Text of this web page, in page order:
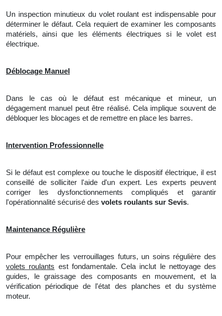
Un inspection minutieux du volet roulant est indispensable pour
déterminer le défaut. Cela requiert de examiner les composants
matériels, ainsi que les éléments électriques si le volet est
électrique.
Déblocage Manuel
Dans le cas où le défaut est mécanique et mineur, un
dégagement manuel peut être réalisé. Cela implique souvent de
débloquer les blocages et de remettre en place les barres.
Intervention Professionnelle
Si le défaut est complexe ou touche le dispositif électrique, il est
conseillé de solliciter l'aide d'un expert. Les experts peuvent
corriger les dysfonctionnements compliqués et garantir
l'opérationnalité sécurisé des volets roulants sur Sevis.
Maintenance Régulière
Pour empêcher les verrouillages futurs, un soins régulière des
volets roulants est fondamentale. Cela inclut le nettoyage des
guides, le graissage des composants en mouvement, et
la
vérification périodique de l'état des planches et du système
moteur.